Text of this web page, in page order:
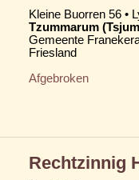
Kleine Buorren 56 •
Tzummarum
Gemeente
Friesland
Afgebroken
Rechtzinnig